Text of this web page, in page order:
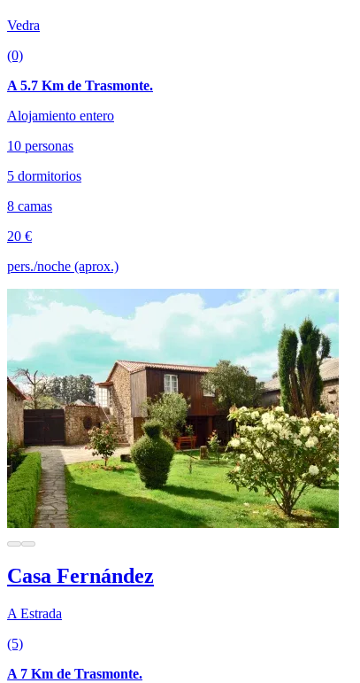
Vedra
(0)
A 5.7 Km de Trasmonte.
Alojamiento entero
10 personas
5 dormitorios
8 camas
20 €
pers./noche (aprox.)
Casa Fernández
A Estrada
(5)
A 7 Km de Trasmonte.